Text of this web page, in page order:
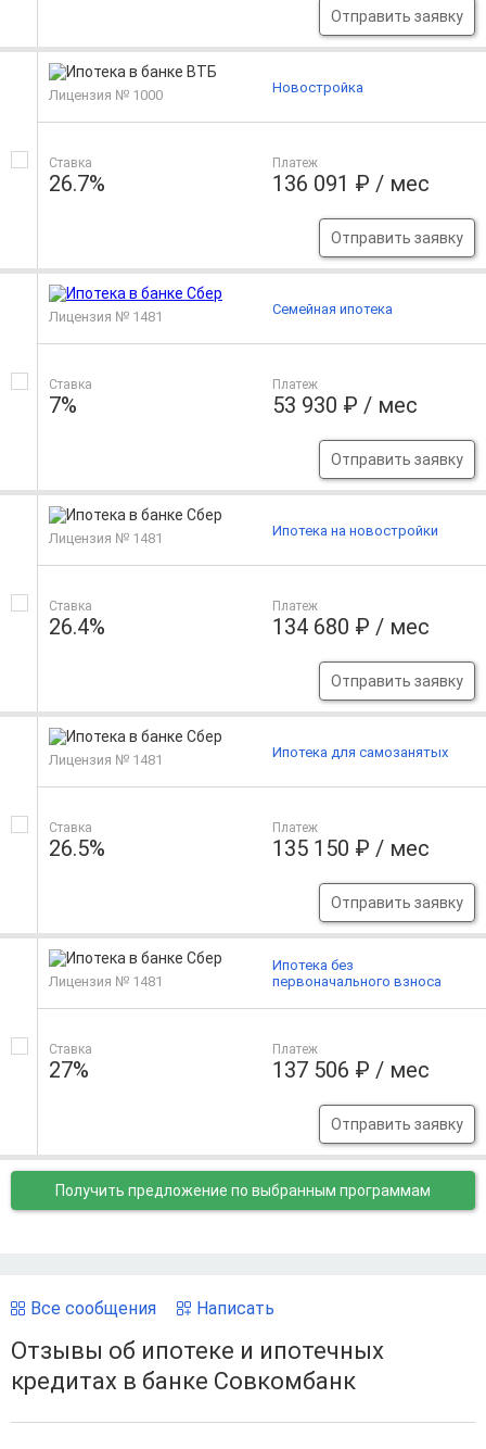
Отправить заявку
Лицензия № 1000
Ставка
26.7%
Платеж
136 091 ₽ / мес
Отправить заявку
Новостройка
Лицензия № 1481
Ставка
7%
Платеж
53 930 ₽ / мес
Отправить заявку
Семейная ипотека
Лицензия № 1481
Ставка
26.4%
Платеж
134 680 ₽ / мес
Отправить заявку
Ипотека на новостройки
Лицензия № 1481
Ставка
26.5%
Платеж
135 150 ₽ / мес
Отправить заявку
Ипотека для самозанятых
Лицензия № 1481
Ставка
27%
Платеж
137 506 ₽ / мес
Отправить заявку
Ипотека без
первоначального взноса
Получить предложение по выбранным программам
Все сообщения Написать
Отзывы об ипотеке и ипотечных
кредитах в банке Совкомбанк